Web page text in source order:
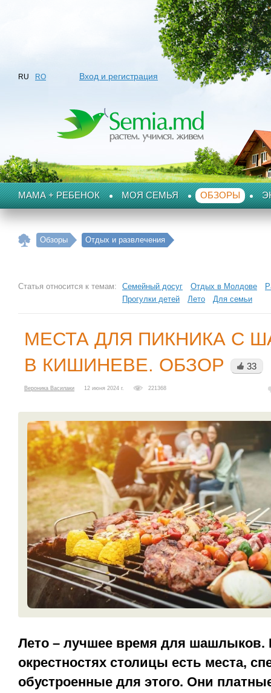
RU RO Вход и регистрация
МАМА + РЕБЕНОК МОЯ СЕМЬЯ ОБЗОРЫ
Обзоры Отдых и развлечения
Статья относится к темам: Семейный досуг Отдых в Молдове
Прогулки детей
Лето Для семьи
МЕСТА ДЛЯ ПИКНИКА С
В КИШИНЕВЕ. ОБЗОР
33
Вероника Василаки 12 июня 2024 г. 221368
Лето – лучшее время для шашлыков.
окрестностях столицы есть места,
обустроенные для этого. Они